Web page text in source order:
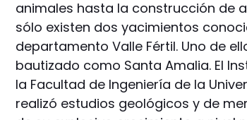
animales hasta la construcción de
sólo existen dos yacimientos
departamento Valle Fértil. Uno de
bautizado como Santa Amalia. El
la Facultad de Ingeniería de la
realizó estudios geológicos y de